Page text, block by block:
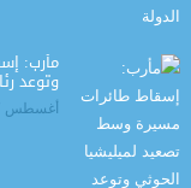
مأرب:
وتوعد
أغسطس 07, 2026